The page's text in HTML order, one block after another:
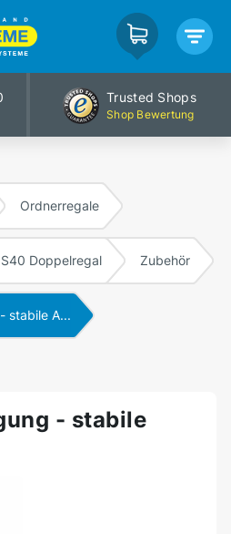
Trusted Shops
Shop Bewertung
Ordnerregale
S40 Doppelregal Zubehör
stabile A...
- stabile